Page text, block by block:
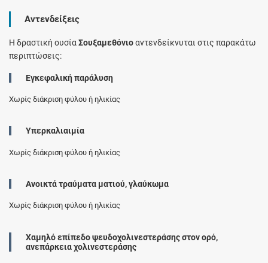
Αντενδείξεις
Η δραστική ουσίαΣουξαμεθόνιοαντενδείκνυται στις παρακάτω
περιπτώσεις:
Εγκεφαλική παράλυση
Χωρίς διάκριση φύλου ή ηλικίας
Υπερκαλιαιμία
Χωρίς διάκριση φύλου ή ηλικίας
Ανοικτά τραύματα ματιού, γλαύκωμα
Χωρίς διάκριση φύλου ή ηλικίας
Χαμηλό επίπεδο ψευδοχολινεστεράσης στον ορό,
ανεπάρκεια χολινεστεράσης